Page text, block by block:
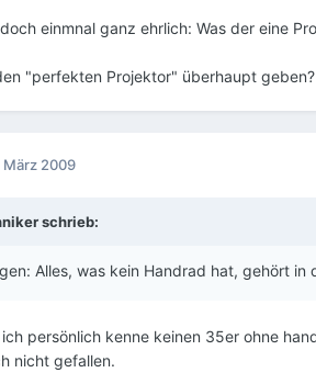
einmnal ganz ehrlich: Was der eine
"perfekten Projektor" überhaupt geben?
März 2009
schrieb:
Alles, was kein Handrad hat, gehört in
persönlich kenne keinen 35er ohne
nicht gefallen.